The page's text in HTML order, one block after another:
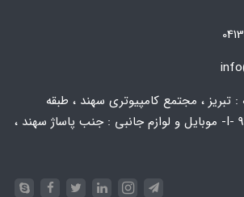
: تبریز ، مجتمع کامپیوتری سهند ، طبقه
همکف ، پلاک 92 -I- موبایل و لوازم جانبی : جنب پاساژ سهند ،